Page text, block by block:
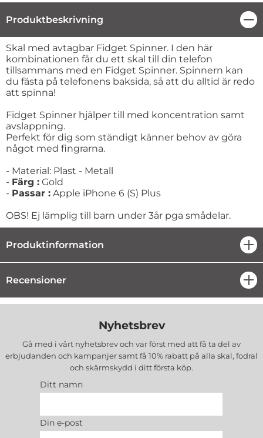
Produktbeskrivning
Produktbeskrivning
Skal med avtagbar Fidget Spinner. I den här
kombinationen får du ett skal till din telefon
tillsammans med en Fidget Spinner. Spinnern kan
du fästa på telefonens baksida, så att du alltid är redo
att spinna!
Fidget Spinner hjälper till med koncentration samt
avslappning.
Perfekt för dig som ständigt känner behov av göra
något med fingrarna.
- Material: Plast - Metall
- Färg : Gold
- Passar : Apple iPhone 6 (S) Plus
OBS! Ej lämplig till barn under 3år pga smådelar.
Produktinformation
Recensioner
Nyhetsbrev
Gå med i vårt nyhetsbrev och var först med att få ta del av
erbjudanden och kampanjer samt få 10% rabatt på alla skal, fodral
och skärmskydd i ditt första köp.
Ditt namn
Din e-post